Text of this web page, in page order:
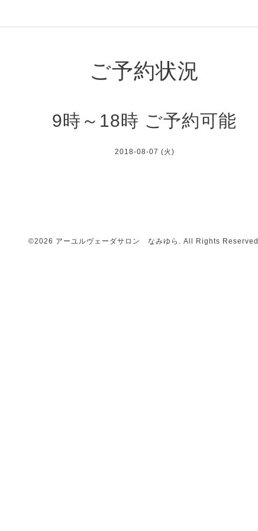
ご予約状況
9時～18時 ご予約可能
2018-08-07 (火)
©2026 アーユルヴェーダサロン なみゆら . All Rights Reserved.